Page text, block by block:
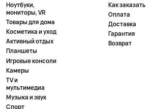
Ноутбуки,
мониторы, VR
Товары для дома
Косметика и уход
Активный отдых
Планшеты
Игровые консоли
Камеры
TV и
мультимедиа
Музыка и звук
Спорт
Как заказать
Оплата
Доставка
Гарантия
Возврат